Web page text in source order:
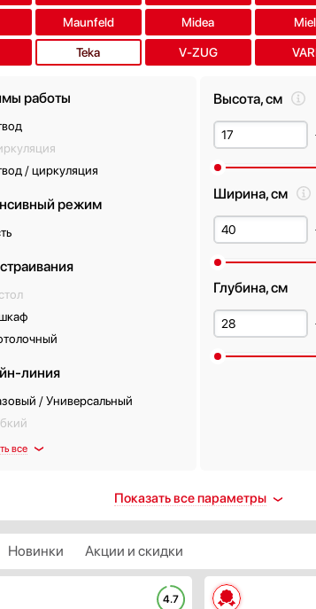
Maunfeld Midea
Teka V-ZUG
работы
/ циркуляция
режим
линия
/ Универсальный
все
Высота, см
Ширина, см
Глубина, см
(ползунки)
Тип освещения
Галогенная
Неоновая
Показать все параметры
Новинки Акции и скидки
4.7